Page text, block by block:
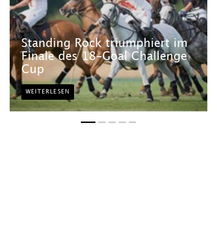
Standing Rock triumphiert im
Finale des 18-Goal Challenge
Cup
WEITERLESEN